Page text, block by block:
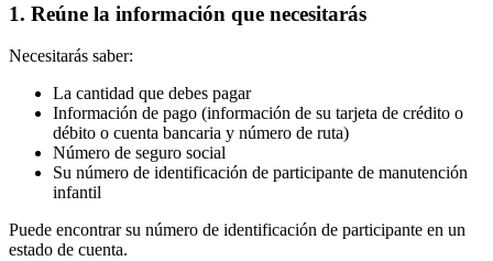
1. Reúne la información que necesitarás
Necesitarás saber:
La cantidad que debes pagar
Información de pago (información de su tarjeta de crédito o
débito o cuenta bancaria y número de ruta)
Número de seguro social
Su número de identificación de participante de manutención
infantil
Puede encontrar su número de identificación de participante en un
estado de cuenta.